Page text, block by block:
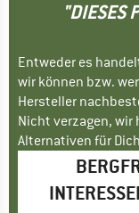
"DIESES
Entweder es
wir können bzw.
Hersteller
Nicht verzagen,
Alternativen für